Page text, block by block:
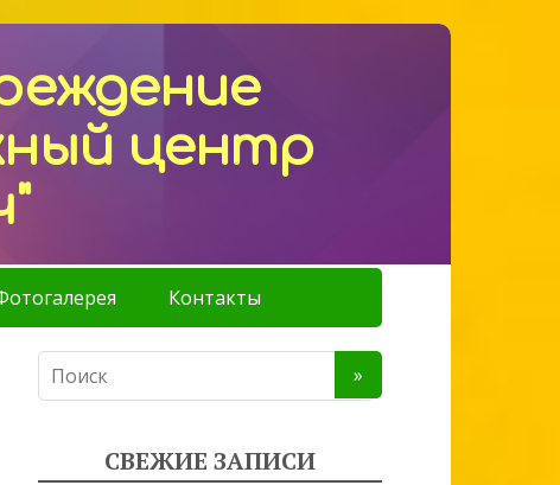
центр
Контакты
СВЕЖИЕ ЗАПИСИ